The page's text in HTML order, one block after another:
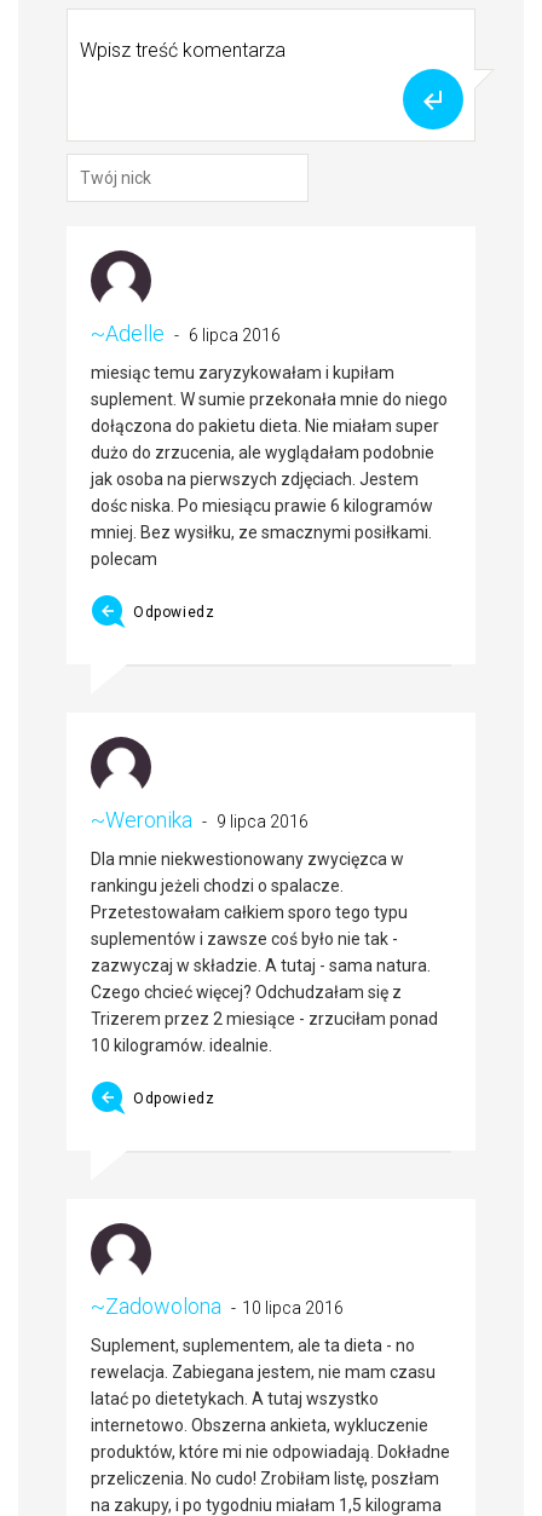
~Adelle
6 lipca 2016
miesiąc temu zaryzykowałam i kupiłam
suplement. W sumie przekonała mnie do niego
dołączona do pakietu dieta. Nie miałam super
dużo do zrzucenia, ale wyglądałam podobnie
jak osoba na pierwszych zdjęciach. Jestem
dośc niska. Po miesiącu prawie 6 kilogramów
mniej. Bez wysiłku, ze smacznymi posiłkami.
polecam
Odpowiedz
~Weronika
9 lipca 2016
Dla mnie niekwestionowany zwycięzca w
rankingu jeżeli chodzi o spalacze.
Przetestowałam całkiem sporo tego typu
suplementów i zawsze coś było nie tak -
zazwyczaj w składzie. A tutaj - sama natura.
Czego chcieć więcej? Odchudzałam się z
Trizerem przez 2 miesiące - zrzuciłam ponad
10 kilogramów. idealnie.
Odpowiedz
~Zadowolona
10 lipca 2016
Suplement, suplementem, ale ta dieta - no
rewelacja. Zabiegana jestem, nie mam czasu
latać po dietetykach. A tutaj wszystko
internetowo. Obszerna ankieta, wykluczenie
produktów, które mi nie odpowiadają. Dokładne
przeliczenia. No cudo! Zrobiłam listę, poszłam
na zakupy, i po tygodniu miałam 1,5 kilograma